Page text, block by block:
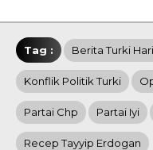
Tag : Berita Turki
Konflik Politik Turki
Partai Chp Partai Iyi
Recep Tayyip Erdogan